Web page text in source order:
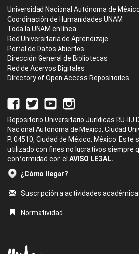
Universidad Nacional Autónoma de México
Coordinación de Humanidades UNAM
Toda la UNAM en línea
Red Universitaria de Aprendizaje
Portal de Datos Abiertos
Dirección General de Bibliotecas
Red de Acervos Digitales
Directory of Open Access Repositories
Repositorio Universitario Jurídicas RU-IIJ
Nacional Autónoma de México, Ciudad
P. 04510, Ciudad de México, México. Este
utilizado con fines no lucrativos siempre
conformidad con el AVISO LEGAL.
¿Cómo llegar?
Suscripción a actividades
Normatividad